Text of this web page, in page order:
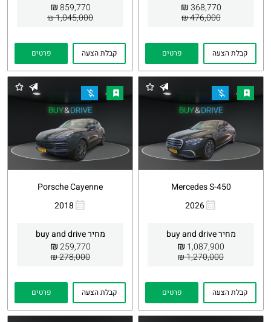
368,770
₪
476,000 ₪
קבלת הצעה פרטים
859,770
₪
1,045,000 ₪
קבלת הצעה פרטים
Mercedes S-450
2026
מחיר buy and drive
1,087,900
₪
1,270,000 ₪
Whatsapp
קבלת הצעה פרטים
Porsche Cayenne
2018
מחיר buy and drive
259,770
₪
278,000 ₪
Whatsapp
קבלת הצעה פרטים